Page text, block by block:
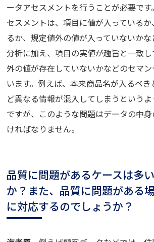
ータアセスメントを行うことが必要で
セスメントは、項目に値が入っている
るか、規定値外の値が入っていないか
分析に加え、項目の実値が趣旨と一致
外の値が存在していないかなどのセマ
います。例えば、本来商品名が入るべ
ど異なる情報が混入してしまうという
ですが、このような問題はデータの中
ければなりません。
品質に問題があるケースは多
か？また、品質に問題がある
に対応するのでしょうか？